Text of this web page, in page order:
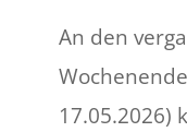
An den
17.05.2026)